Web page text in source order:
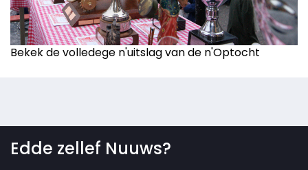
Bekek de volledege n'uitslag van de n'Optocht
Edde zellef Nuuws?